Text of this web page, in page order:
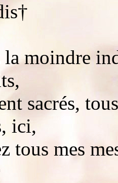
la moindre
sacrés,
ici,
tous mes